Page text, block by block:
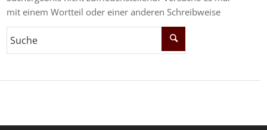
mit einem Wortteil oder einer anderen Schreibweise